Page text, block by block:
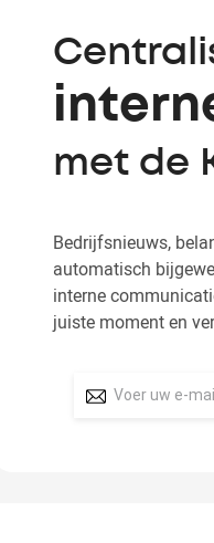
met de
Bedrijfsnieuws,
automatisch
interne
juiste moment en